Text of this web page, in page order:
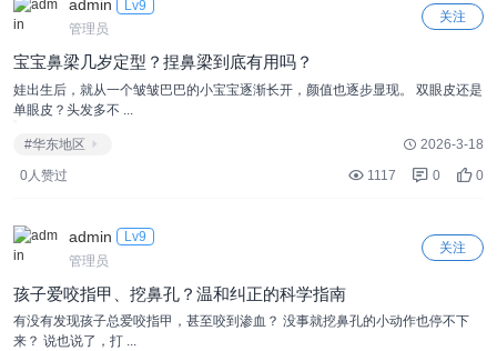
admin
Lv9
管理员
关注
宝宝鼻梁几岁定型？捏鼻梁到底有用吗？
娃出生后，就从一个皱皱巴巴的小宝宝逐渐长开，颜值也逐步显现。 双眼皮还是
单眼皮？头发多不 ...
#华东地区
2026-3-18
0人赞过
1117 0 0
admin
Lv9
管理员
关注
孩子爱咬指甲、挖鼻孔？温和纠正的科学指南
有没有发现孩子总爱咬指甲，甚至咬到渗血？ 没事就挖鼻孔的小动作也停不下
来？ 说也说了，打 ...